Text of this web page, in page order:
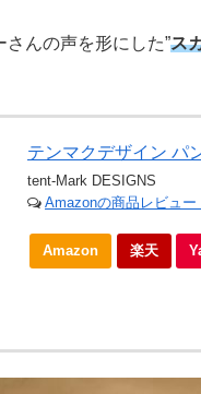
んの声を形にした”ス
テンマクデザイン パ
tent-Mark DESIGNS
Amazonの商品レビュー
Amazon 楽天